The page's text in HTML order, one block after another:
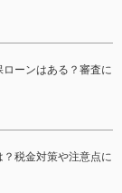
ーンはある？審査に
税金対策や注意点に